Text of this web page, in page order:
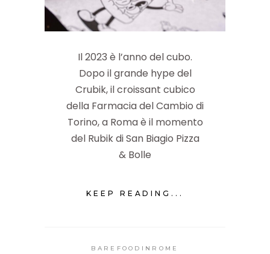
Il 2023 è l’anno del cubo.
Dopo il grande hype del
Crubik, il croissant cubico
della Farmacia del Cambio di
Torino, a Roma è il momento
del Rubik di San Biagio Pizza
& Bolle
KEEP READING...
BAREFOODINROME